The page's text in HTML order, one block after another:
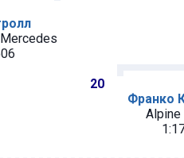
20
Франко
Alpine